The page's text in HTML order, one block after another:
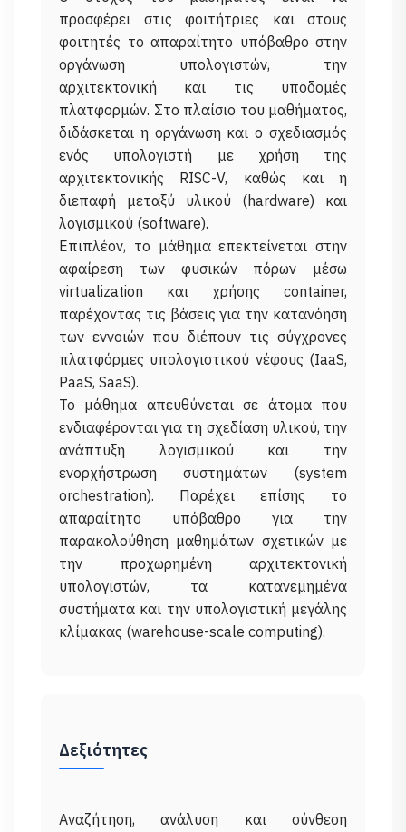
προσφέρει στις φοιτήτριες και στους
φοιτητές το απαραίτητο υπόβαθρο στην
οργάνωση υπολογιστών, την
αρχιτεκτονική και τις υποδομές
πλατφορμών. Στο πλαίσιο του μαθήματος,
διδάσκεται η οργάνωση και ο σχεδιασμός
ενός υπολογιστή με χρήση της
αρχιτεκτονικής RISC-V, καθώς και η
διεπαφή μεταξύ υλικού (hardware) και
λογισμικού (software).
Επιπλέον, το μάθημα επεκτείνεται στην
αφαίρεση των φυσικών πόρων μέσω
virtualization και χρήσης container,
παρέχοντας τις βάσεις για την κατανόηση
των εννοιών που διέπουν τις σύγχρονες
πλατφόρμες υπολογιστικού νέφους (IaaS,
PaaS, SaaS).
Το μάθημα απευθύνεται σε άτομα που
ενδιαφέρονται για τη σχεδίαση υλικού, την
ανάπτυξη λογισμικού και την
ενορχήστρωση συστημάτων (system
orchestration). Παρέχει επίσης το
απαραίτητο υπόβαθρο για την
παρακολούθηση μαθημάτων σχετικών με
την προχωρημένη αρχιτεκτονική
υπολογιστών, τα κατανεμημένα
συστήματα και την υπολογιστική μεγάλης
Δεξιότητες
Αναζήτηση, ανάλυση και σύνθεση